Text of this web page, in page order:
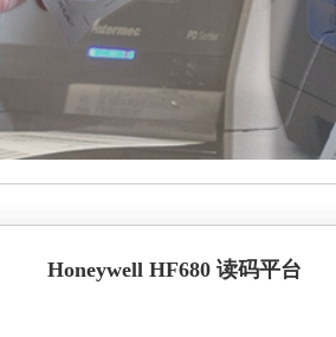
Honeywell HF680 读码平台